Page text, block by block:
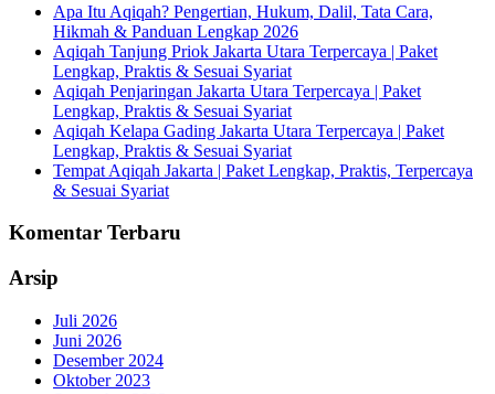
Apa Itu Aqiqah? Pengertian, Hukum, Dalil, Tata Cara,
Hikmah & Panduan Lengkap 2026
Aqiqah Tanjung Priok Jakarta Utara Terpercaya | Paket
Lengkap, Praktis & Sesuai Syariat
Aqiqah Penjaringan Jakarta Utara Terpercaya | Paket
Lengkap, Praktis & Sesuai Syariat
Aqiqah Kelapa Gading Jakarta Utara Terpercaya | Paket
Lengkap, Praktis & Sesuai Syariat
Tempat Aqiqah Jakarta | Paket Lengkap, Praktis, Terpercaya
& Sesuai Syariat
Komentar Terbaru
Arsip
Juli 2026
Juni 2026
Desember 2024
Oktober 2023